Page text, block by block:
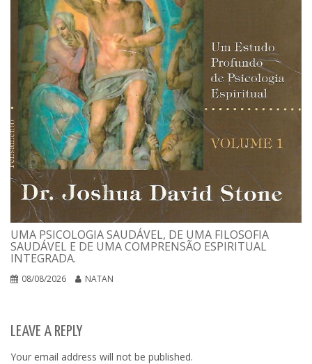
UMA PSICOLOGIA SAUDÁVEL, DE UMA FILOSOFIA
SAUDÁVEL E DE UMA COMPRENSÃO ESPIRITUAL
INTEGRADA.
08/08/2026 NATAN
LEAVE A REPLY
Your email address will not be published.